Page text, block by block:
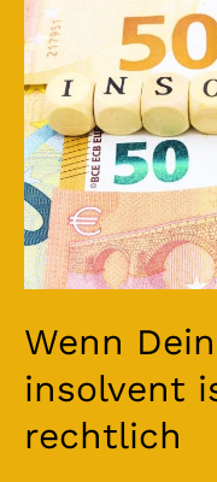
Wenn
insolvent
rechtlich
insolvent
ist
–
Das
gilt
jetzt
rechtlich